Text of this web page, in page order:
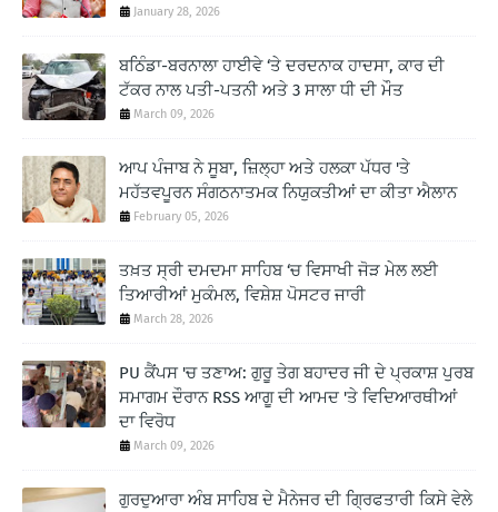
January 28, 2026
ਬਠਿੰਡਾ-ਬਰਨਾਲਾ ਹਾਈਵੇ ‘ਤੇ ਦਰਦਨਾਕ ਹਾਦਸਾ, ਕਾਰ ਦੀ
ਟੱਕਰ ਨਾਲ ਪਤੀ-ਪਤਨੀ ਅਤੇ 3 ਸਾਲਾ ਧੀ ਦੀ ਮੌਤ
March 09, 2026
ਆਪ ਪੰਜਾਬ ਨੇ ਸੂਬਾ, ਜ਼ਿਲ੍ਹਾ ਅਤੇ ਹਲਕਾ ਪੱਧਰ 'ਤੇ
ਮਹੱਤਵਪੂਰਨ ਸੰਗਠਨਾਤਮਕ ਨਿਯੁਕਤੀਆਂ ਦਾ ਕੀਤਾ ਐਲਾਨ
February 05, 2026
ਤਖ਼ਤ ਸ੍ਰੀ ਦਮਦਮਾ ਸਾਹਿਬ ‘ਚ ਵਿਸਾਖੀ ਜੋੜ ਮੇਲ ਲਈ
ਤਿਆਰੀਆਂ ਮੁਕੰਮਲ, ਵਿਸ਼ੇਸ਼ ਪੋਸਟਰ ਜਾਰੀ
March 28, 2026
PU ਕੈਂਪਸ 'ਚ ਤਣਾਅ: ਗੁਰੂ ਤੇਗ ਬਹਾਦਰ ਜੀ ਦੇ ਪ੍ਰਕਾਸ਼ ਪੁਰਬ
ਸਮਾਗਮ ਦੌਰਾਨ RSS ਆਗੂ ਦੀ ਆਮਦ 'ਤੇ ਵਿਦਿਆਰਥੀਆਂ
ਦਾ ਵਿਰੋਧ
March 09, 2026
ਗੁਰਦੁਆਰਾ ਅੰਬ ਸਾਹਿਬ ਦੇ ਮੈਨੇਜਰ ਦੀ ਗ੍ਰਿਫਤਾਰੀ ਕਿਸੇ ਵੇਲੇ